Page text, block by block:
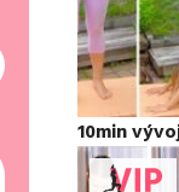
10min